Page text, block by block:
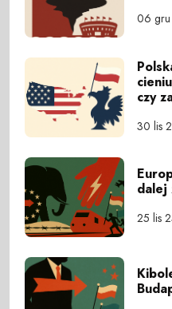
06
czy
30 lis
dalej
25 lis